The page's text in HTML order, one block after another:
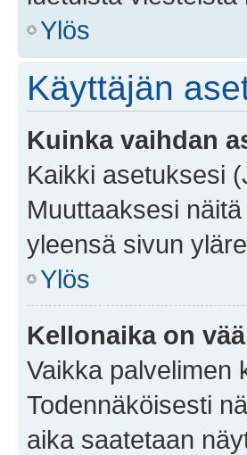
Ylös
Käyttäjän
Kuinka vaihdan
Kaikki asetuksesi
Muuttaaksesi
yleensä sivun
Ylös
Kellonaika on
Vaikka palvelimen
Todennäköisesti
aika saatetaan